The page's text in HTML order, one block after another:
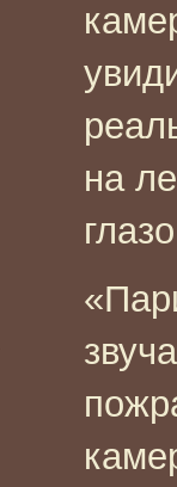
на